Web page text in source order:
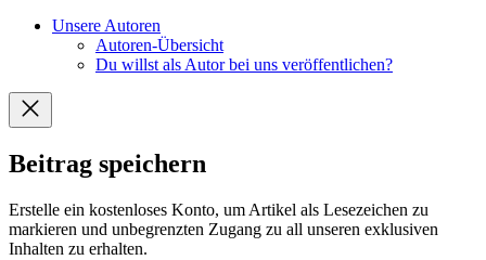
Unsere Autoren
Autoren-Übersicht
Du willst als Autor bei uns veröffentlichen?
Beitrag speichern
Erstelle ein kostenloses Konto, um Artikel als Lesezeichen zu
markieren und unbegrenzten Zugang zu all unseren exklusiven
Inhalten zu erhalten.